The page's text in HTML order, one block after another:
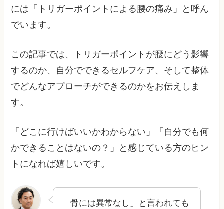
には「トリガーポイントによる腰の痛み」と呼ん
でいます。
この記事では、トリガーポイントが腰にどう影響
するのか、自分でできるセルフケア、そして整体
でどんなアプローチができるのかをお伝えしま
す。
「どこに行けばいいかわからない」「自分でも何
かできることはないの？」と感じている方のヒン
トになれば嬉しいです。
「骨には異常なし」と言われても